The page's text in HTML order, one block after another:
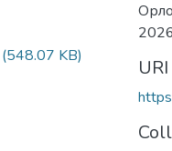
(548.07 KB)
URI